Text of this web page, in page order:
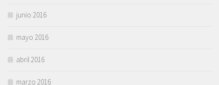
junio 2016
mayo 2016
abril 2016
marzo 2016